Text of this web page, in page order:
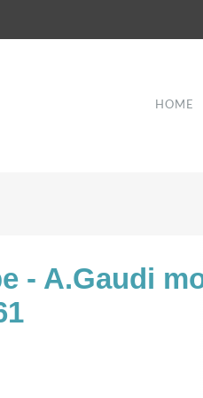
HOME
- A.Gaudi